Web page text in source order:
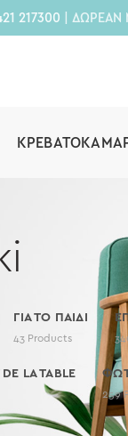
217300 | ΔΩΡΕΑΝ
ΓΙΑ ΤΟ ΠΑΙΔΙ
43 Products
LA TABLE
259